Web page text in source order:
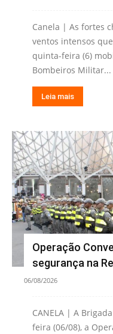
Canela | As fortes
ventos intensos
quinta-feira (6)
Bombeiros Militar...
Leia mais
Operação
segurança na
06/08/2026
CANELA | A
feira (06/08), a